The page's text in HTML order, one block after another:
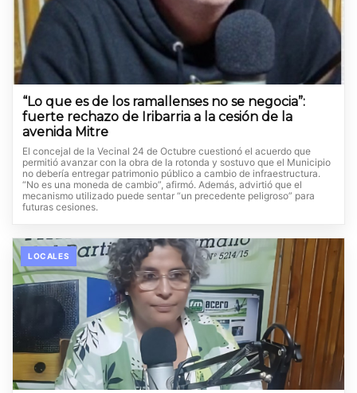
“Lo que es de los ramallenses no se negocia”:
fuerte rechazo de Iribarria a la cesión de la
avenida Mitre
El concejal de la Vecinal 24 de Octubre cuestionó el acuerdo que
permitió avanzar con la obra de la rotonda y sostuvo que el Municipio
no debería entregar patrimonio público a cambio de infraestructura.
“No es una moneda de cambio”, afirmó. Además, advirtió que el
mecanismo utilizado puede sentar “un precedente peligroso” para
futuras cesiones.
LOCALES